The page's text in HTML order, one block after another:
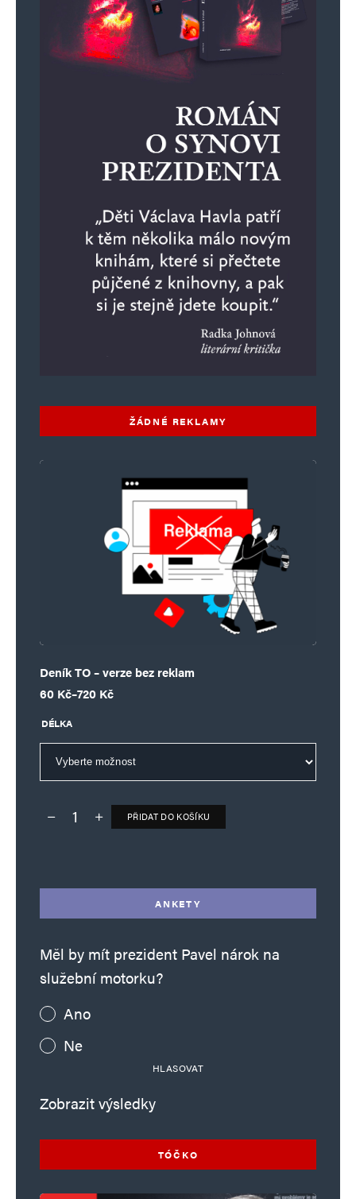
ŽÁDNÉ REKLAMY
Deník TO – verze bez reklam
60 Kč–720 Kč
Rozpětí cen: 60 Kč až 720 Kč
DÉLKA
Deník TO – verze bez reklam množství
PŘIDAT DO KOŠÍKU
ANKETY
Měl by mít prezident Pavel nárok na
služební motorku?
Ano
Ne
HLASOVAT
Zobrazit výsledky
TÓČKO